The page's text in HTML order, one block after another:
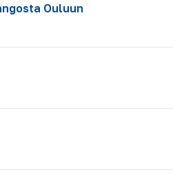
Ouluun